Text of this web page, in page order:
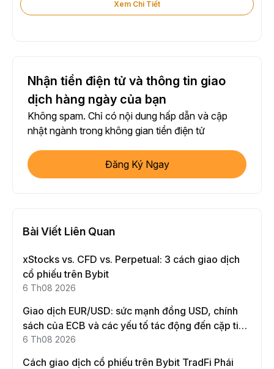
Xem Chi Tiết
Nhận tiền điện tử và thông tin giao
dịch hàng ngày của bạn
Không spam. Chỉ có nội dung hấp dẫn và cập
nhật ngành trong không gian tiền điện tử
Đăng Ký Ngay
Bài Viết Liên Quan
xStocks vs. CFD vs. Perpetual: 3 cách giao dịch
cổ phiếu trên Bybit
6 Th08 2026
Giao dịch EUR/USD: sức mạnh đồng USD, chính
sách của ECB và các yếu tố tác động đến cặp tiền
này
6 Th08 2026
Cách giao dịch cổ phiếu trên Bybit TradFi Phái